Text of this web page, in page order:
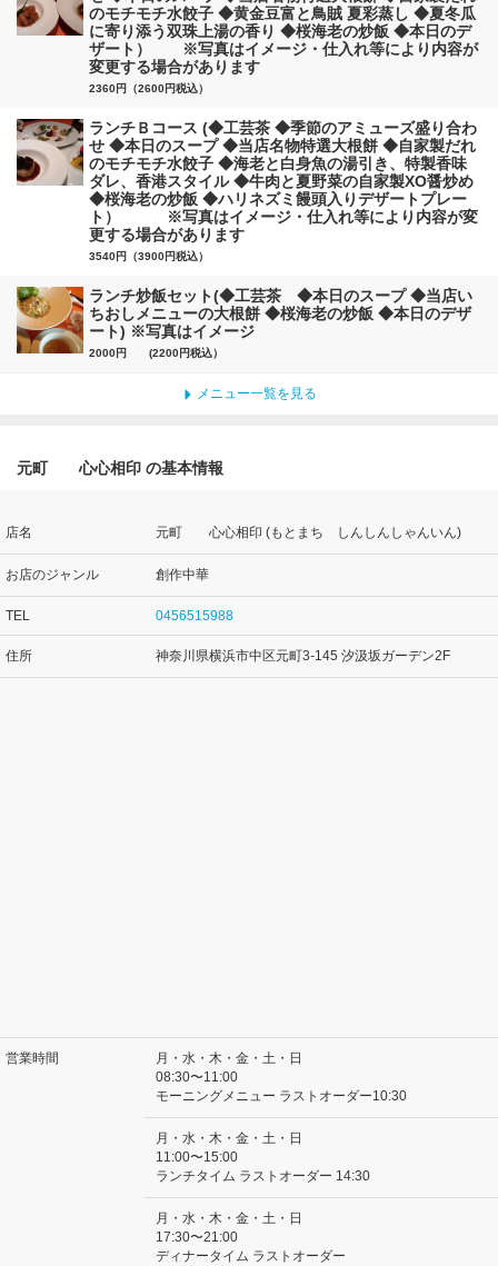
のモチモチ水餃子 ◆黄金豆富と鳥賊 夏彩蒸し ◆夏冬瓜
に寄り添う双珠上湯の香り ◆桜海老の炒飯 ◆本日のデ
ザート） ※写真はイメージ・仕入れ等により内容が
変更する場合があります
2360円（2600円税込）
ランチＢコース (◆工芸茶 ◆季節のアミューズ盛り合わ
せ ◆本日のスープ ◆当店名物特選大根餅 ◆自家製だれ
のモチモチ水餃子 ◆海老と白身魚の湯引き、特製香味
ダレ、香港スタイル ◆牛肉と夏野菜の自家製XO醤炒め
◆桜海老の炒飯 ◆ハリネズミ饅頭入りデザートプレー
ト） ※写真はイメージ・仕入れ等により内容が変
更する場合があります
3540円（3900円税込）
ランチ炒飯セット(◆工芸茶 ◆本日のスープ ◆当店い
ちおしメニューの大根餅 ◆桜海老の炒飯 ◆本日のデザ
ート) ※写真はイメージ
2000円 (2200円税込）
メニュー一覧を見る
元町 心心相印 の基本情報
店名 元町 心心相印 (もとまち しんしんしゃんいん)
お店のジャンル 創作中華
TEL 0456515988
住所 神奈川県横浜市中区元町3-145 汐汲坂ガーデン2F
営業時間
月・水・木・金・土・日
08:30〜11:00
モーニングメニュー ラストオーダー10:30
月・水・木・金・土・日
11:00〜15:00
ランチタイム ラストオーダー 14:30
月・水・木・金・土・日
17:30〜21:00
ディナータイム ラストオーダー